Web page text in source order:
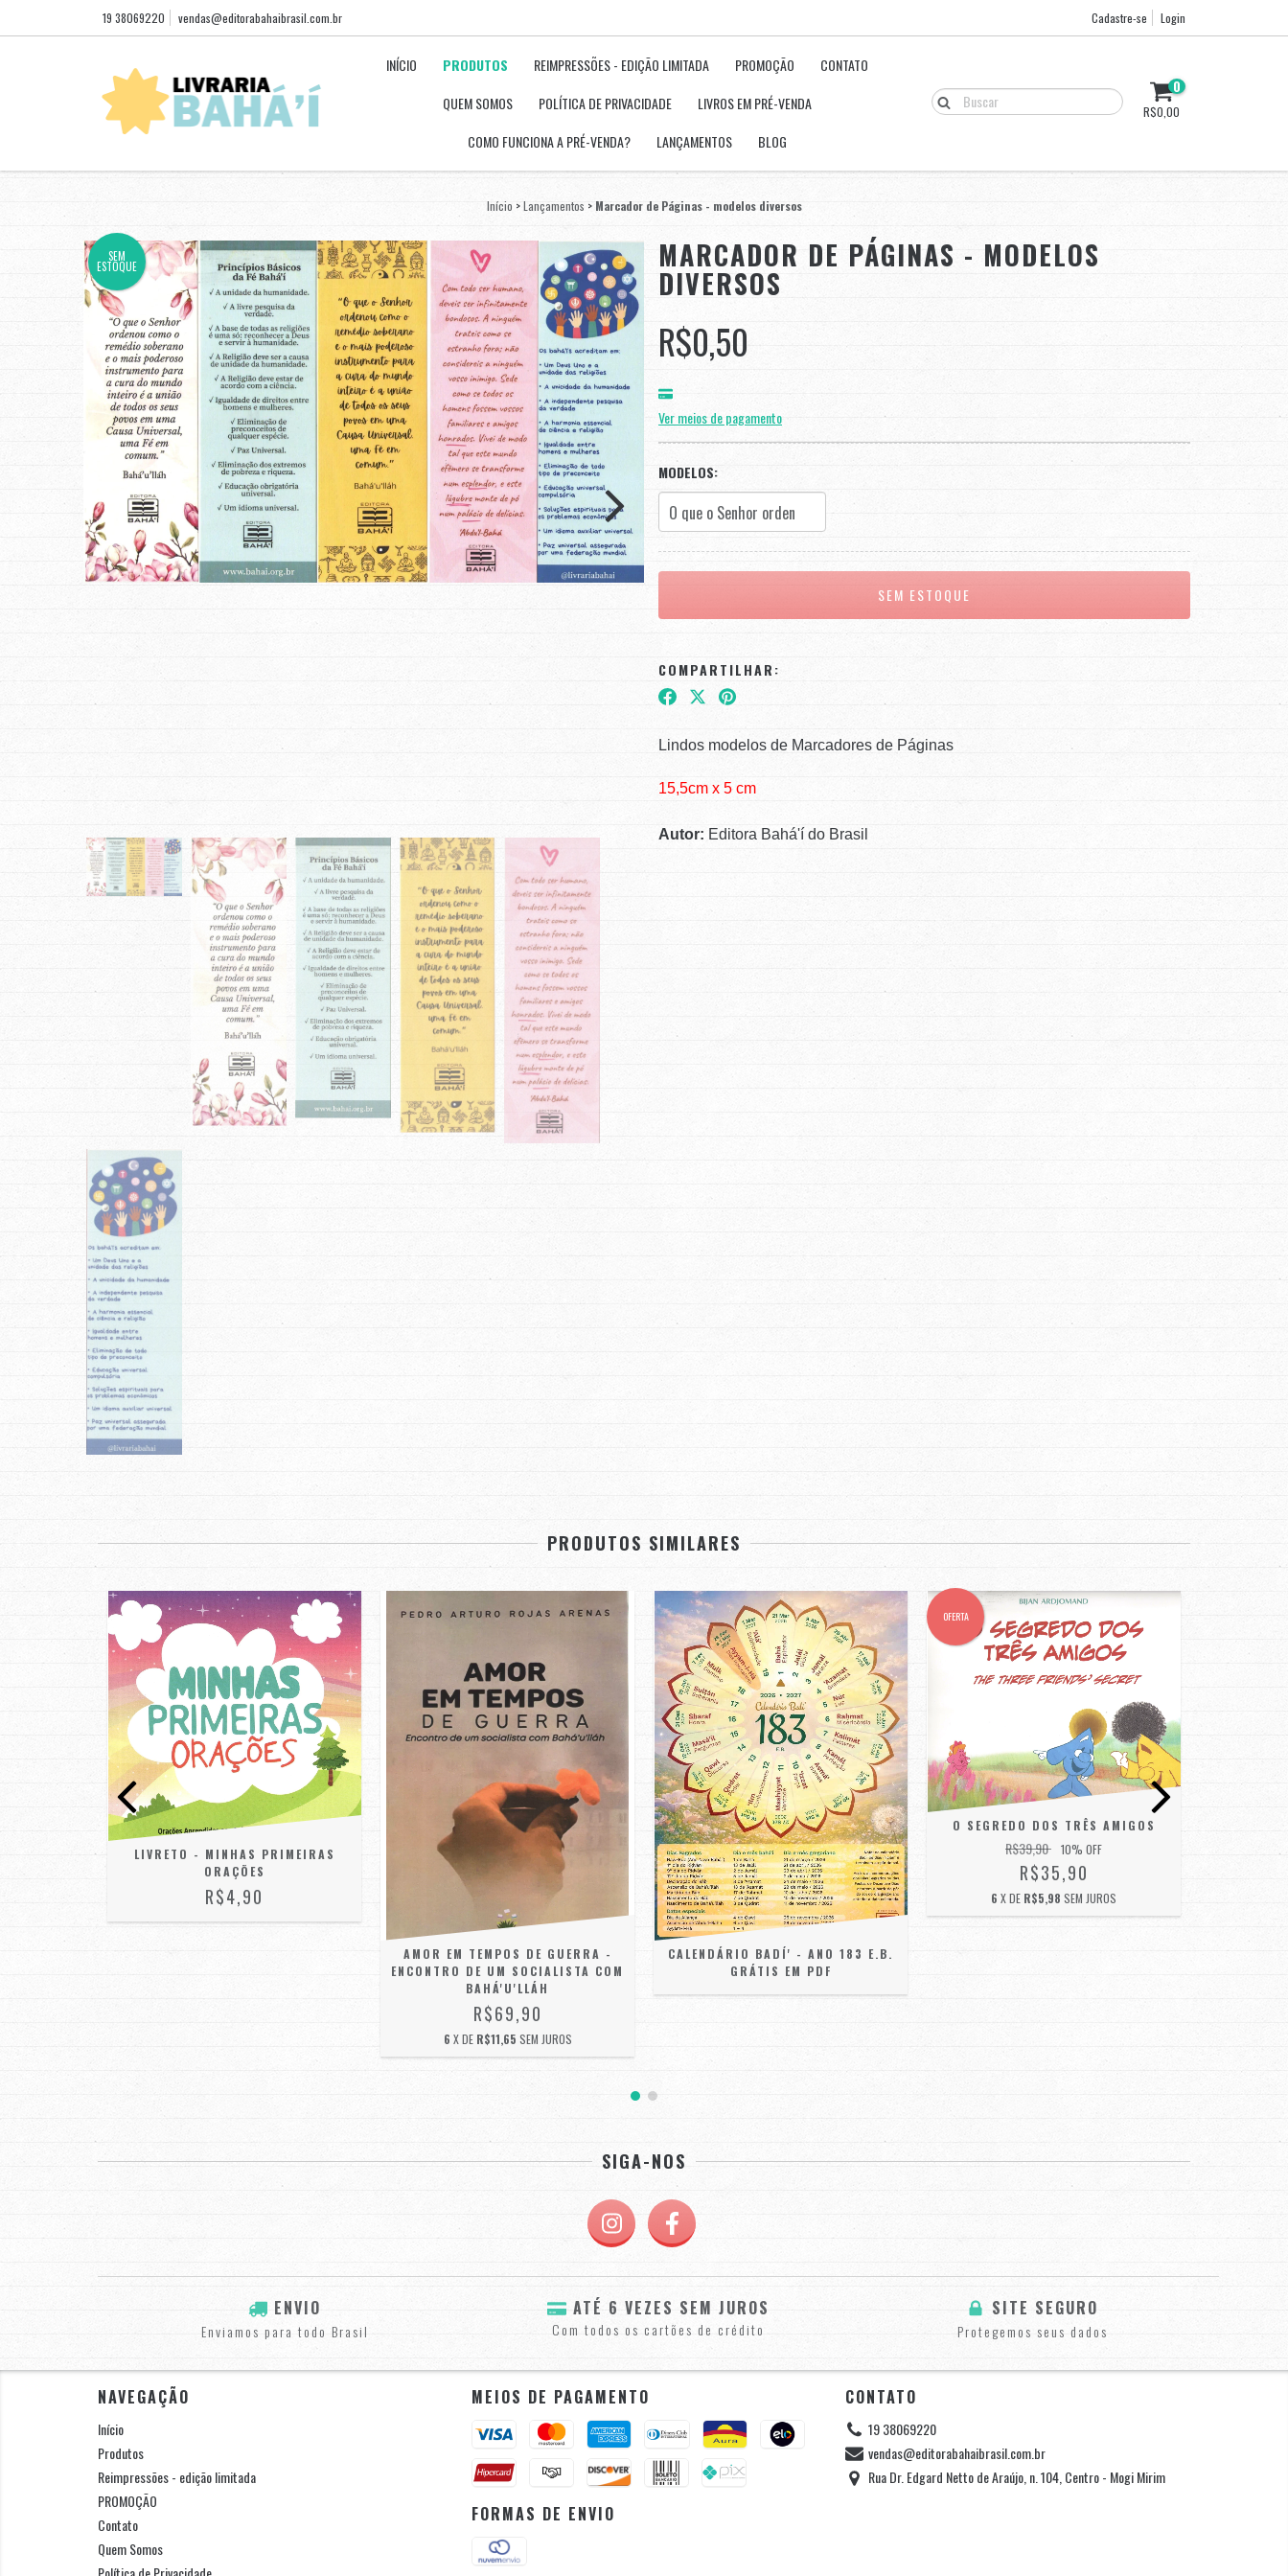
19 38069220 vendas@editorabahaibrasil.com.br Cadastre-se Login
INÍCIO PRODUTOS REIMPRESSÕES - EDIÇÃO LIMITADA PROMOÇÃO
CONTATO
QUEM SOMOS
POLÍTICA DE PRIVACIDADE
LIVROS EM PRÉ-VENDA
COMO FUNCIONA A PRÉ-VENDA?
LANÇAMENTOS BLOG
0
R$0,00
Início > Lançamentos > Marcador de Páginas - modelos diversos
SEM
ESTOQUE MARCADOR DE PÁGINAS - MODELOS
DIVERSOS
R$0,50
Ver meios de pagamento
MODELOS:
COMPARTILHAR:
Lindos modelos de Marcadores de Páginas
15,5cm x 5 cm
Autor: Editora Bahá'í do Brasil
PRODUTOS SIMILARES
LIVRO
LIVRETO - MINHAS PRIMEIRAS
ORAÇÕES
R$4,90
AMOR EM TEMPOS DE GUERRA -
ENCONTRO DE UM SOCIALISTA COM
BAHÁ'U'LLÁH
R$69,90
6 X DE R$11,65 SEM JUROS
CALENDÁRIO BADÍ' - ANO 183 E.B.
GRÁTIS EM PDF
OFERTA
O SEGREDO DOS TRÊS AMIGOS
R$39,90 10% OFF
R$35,90
6 X DE R$5,98 SEM JUROS
O
SIGA-NOS
ENVIO
Enviamos para todo Brasil
ATÉ 6 VEZES SEM JUROS
Com todos os cartões de crédito
SITE SEGURO
Protegemos seus dados
NAVEGAÇÃO
Início
Produtos
Reimpressões - edição limitada
PROMOÇÃO
Contato
Quem Somos
MEIOS DE PAGAMENTO
FORMAS DE ENVIO
CONTATO
19 38069220
vendas@editorabahaibrasil.com.br
Rua Dr. Edgard Netto de Araújo, n. 104, Centro - Mogi Mirim